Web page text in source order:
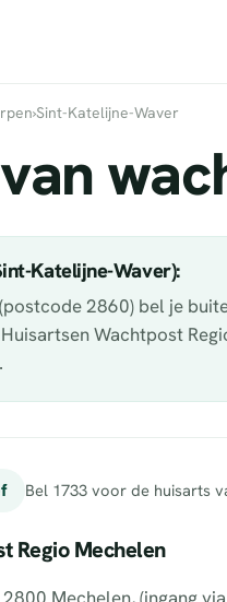
›Sint-Katelijne-Waver
Katelijne-Waver):
2860) bel je
Wachtpost
Bel 1733 voor de huisarts
Regio Mechelen